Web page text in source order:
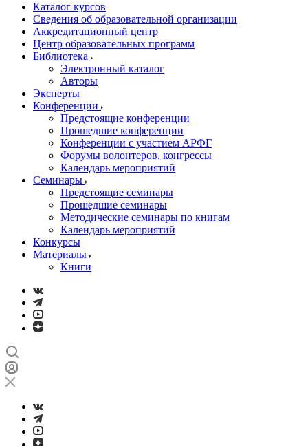
Каталог курсов
Сведения об образовательной организации
Аккредитационный центр
Центр образовательных программ
Библиотека
Электронный каталог
Авторы
Эксперты
Конференции
Предстоящие конференции
Прошедшие конференции
Конференции с участием АРФГ
Форумы волонтеров, конгрессы
Календарь мероприятий
Семинары
Предстоящие семинары
Прошедшие семинары
Методические семинары по книгам
Календарь мероприятий
Конкурсы
Материалы
Книги